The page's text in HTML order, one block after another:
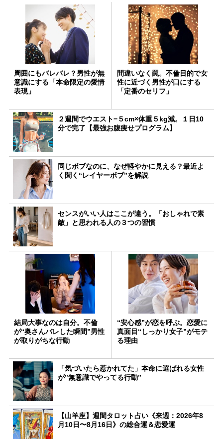
周囲にもバレバレ？男性が無
意識にする「本命限定の愛情
表現」
間違いなく罠。不倫目的で女
性に近づく男性が口にする
「定番のセリフ」
２週間でウエスト−５cm×体重５kg減。１日10
分で完了【最強お腹痩せプログラム】
同じボブなのに、なぜ軽やかに見える？最近よ
く聞く“レイヤーボブ”を解説
センスがいい人はここが違う。「おしゃれで素
敵」と思われる人の３つの習慣
結局大事なのは自分。不倫
が“奥さんバレした瞬間”男性
が取りがちな行動
“安心感”が恋を呼ぶ。恋愛に
真面目“しっかり女子”がモテ
る理由
「気づいたら惹かれてた」本命に選ばれる女性
が”無意識でやってる行動”
【山羊座】週間タロット占い《来週：2026年8
月10日〜8月16日》の総合運＆恋愛運